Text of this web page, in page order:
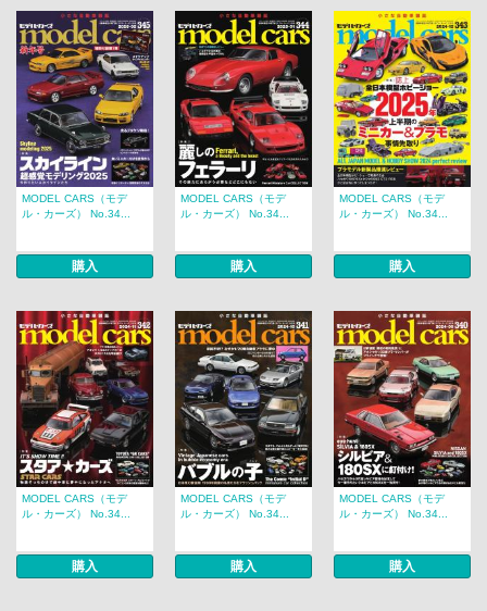
MODEL CARS（モデ
ル・カーズ） No.34...
購入
MODEL CARS（モデ
ル・カーズ） No.34...
購入
MODEL CARS（モデ
ル・カーズ） No.34...
購入
MODEL CARS（モデ
ル・カーズ） No.34...
購入
MODEL CARS（モデ
ル・カーズ） No.34...
購入
MODEL CARS（モデ
ル・カーズ） No.34...
購入